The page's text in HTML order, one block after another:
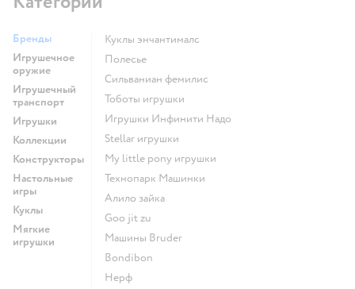
Бренды
Игрушечное
оружие
Игрушечный
транспорт
Игрушки
Коллекции
Конструкторы
Настольные
игры
Куклы
Мягкие
игрушки
Куклы энчантималс
Полесье
Сильваниан фемилис
Тоботы игрушки
Игрушки Инфинити Надо
Stellar игрушки
my little pony игрушки
Технопарк Машинки
Алило зайка
Goo jit zu
Машины Bruder
Bondibon
Нерф